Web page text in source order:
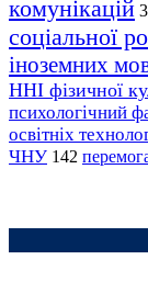
комунікацій
соціальної
іноземних
ННІ фізичної
психологічний
освітніх
ЧНУ 142